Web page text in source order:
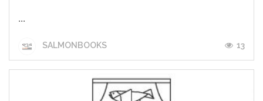
...
SALMONBOOKS 13